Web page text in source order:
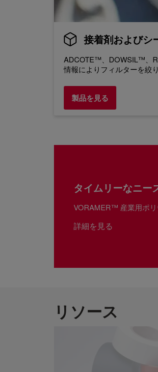
接着剤およびシ
ADCOTE™、DOWSIL™、
情報によりフィルターを絞
製品を見る
タイムリーなニー
VORAMER™ 産業用ポリ
詳細を見る
リソース